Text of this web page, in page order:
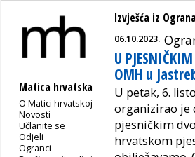
Matica hrvatska
O Matici hrvatskoj
Novosti
Učlanite se
Odjeli
Ogranci
Izvješća iz
06.10.2023.
U
OMH u
U petak, 6.
organizirao je
pjesničkim
hrvatskom